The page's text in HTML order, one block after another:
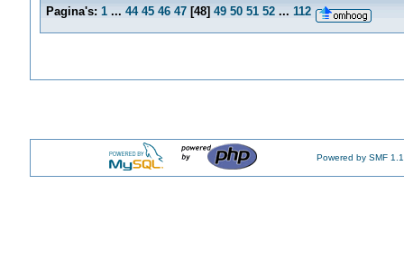
Pagina's: 1 ... 44 45 46 47[48] 49 50 51 52 ... 112
Powered by SMF